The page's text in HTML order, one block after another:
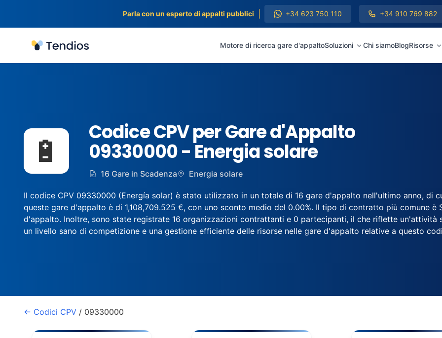
Parla con un esperto di appalti pubblici +34 623 750 110 +34 910 769 882
Tendios Motore di ricerca gare d'appaltoSoluzioni Chi siamoBlogRisorse
🔋
Codice CPV per Gare d'Appalto
09330000 - Energia solare
16 Gare in Scadenza Energia solare
Il codice CPV 09330000 (Energía solar) è stato utilizzato in un totale di 16 gare d'appalto nell'ultimo anno, di
queste gare d'appalto è di 1,108,709.525 €, con uno sconto medio del 0.00%. Il tipo di contratto più comune è
d'appalto. Inoltre, sono state registrate 16 organizzazioni contrattanti e 0 partecipanti, il che riflette un'attività
un livello sano di competizione e una gestione efficiente delle risorse nelle gare d'appalto relative a questo
← Codici CPV / 09330000